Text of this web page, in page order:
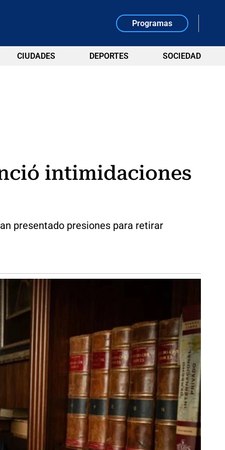
Programas
CIUDADES DEPORTES SOCIEDAD
intimidaciones
presentado presiones para retirar